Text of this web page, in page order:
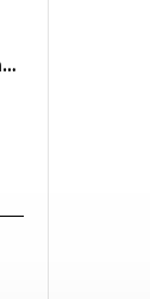
HABANERO YELLOW 100ml fermentovaná omáčka